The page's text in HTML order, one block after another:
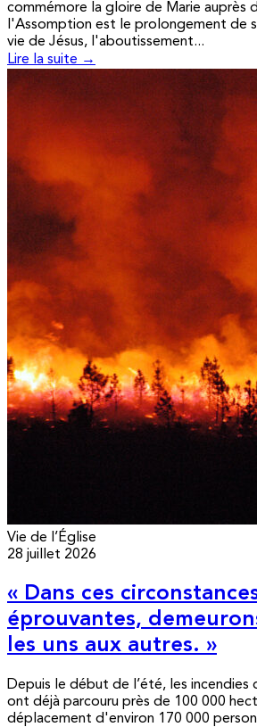
commémore la gloire de Marie auprès
l'Assomption est le prolongement de
vie de Jésus, l'aboutissement...
Lire la suite →
Vie de l’Église
28 juillet 2026
« Dans ces
éprouvantes,
les uns aux autres. »
Depuis le début de l’été, les incendies
ont déjà parcouru près de 100 000
déplacement d'environ 170 000